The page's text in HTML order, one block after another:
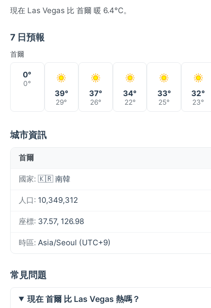
現在 Las Vegas 比 首爾 暖 6.4°C。
7 日預報
首爾
0°
0°
39°
29°
37°
26°
34°
22°
33°
25°
32°
23°
城市資訊
首爾
國家: 🇰🇷 南韓
人口: 10,349,312
座標: 37.57, 126.98
時區: Asia/Seoul (UTC+9)
常見問題
現在 首爾 比 Las Vegas 熱嗎？